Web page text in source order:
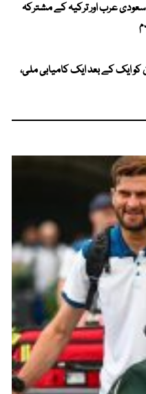
عرب اور ترکیہ کے مشترکہ
ایک کے بعد ایک کامیابی ملی،